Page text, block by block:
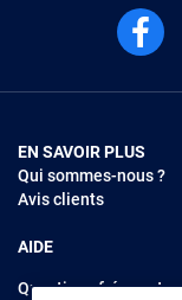
EN SAVOIR PLUS
Qui sommes-nous ?
Avis clients
AIDE
Questions fréquentes